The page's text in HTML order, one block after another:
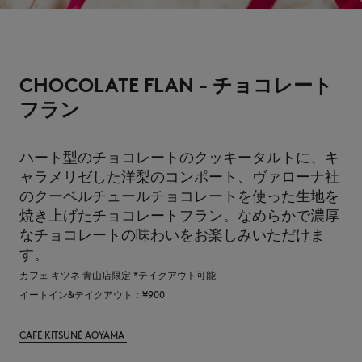
CHOCOLATE FLAN - チョコレート
フラン
ハート型のチョコレートのクッキータルトに、キ
ャラメリゼした洋梨のコンポート、ヴァローナ社
のクーベルチュールチョコレートを使った生地を
焼き上げたチョコレートフラン。なめらかで濃厚
なチョコレートの味わいをお楽しみいただけま
す。
カフェ キツネ 青山店限定 *テイクアウト可能
イートイン&テイクアウト：¥900
CAFÉ KITSUNÉ AOYAMA